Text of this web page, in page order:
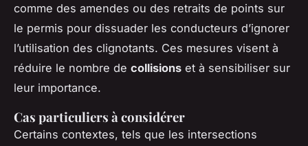
comme des amendes ou des retraits de points sur
le permis pour dissuader les conducteurs d’ignorer
l’utilisation des clignotants. Ces mesures visent à
réduire le nombre de collisions et à sensibiliser sur
leur importance.
Cas particuliers à considérer
Certains contextes, tels que les intersections